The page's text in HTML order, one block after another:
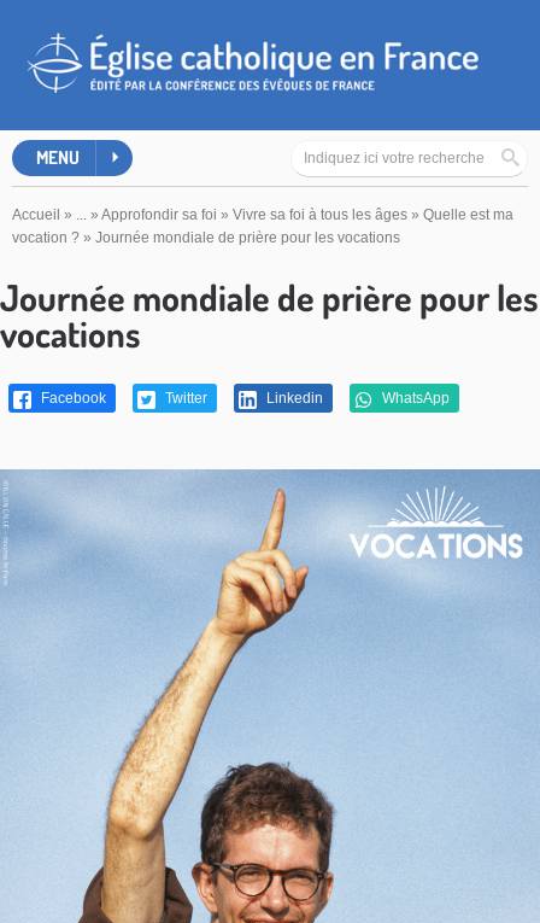
MENU
Accueil » ... » Approfondir sa foi » Vivre sa foi à tous les âges » Quelle est ma
vocation ? » Journée mondiale de prière pour les vocations
Journée mondiale de prière pour les
vocations
Facebook Twitter Linkedin WhatsApp